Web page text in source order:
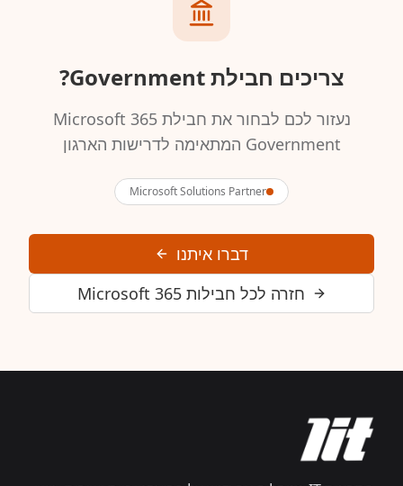
צריכים חבילת Government‏?
נעזור לכם לבחור את חבילת Microsoft 365
Government המתאימה לדרישות הארגון
Microsoft Solutions Partner
דברו איתנו
חזרה לכל חבילות Microsoft 365